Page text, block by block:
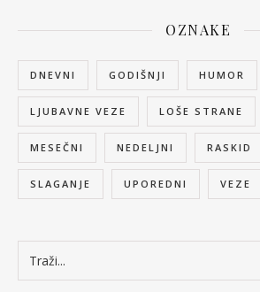
OZNAKE
DNEVNI GODIŠNJI HUMOR
LJUBAVNE VEZE LOŠE STRANE
MESEČNI NEDELJNI RASKID
SLAGANJE UPOREDNI VEZE